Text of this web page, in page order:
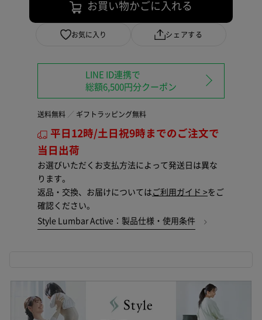
お買い物かごに入れる
お気に入り シェアする
LINE ID連携で
総額6,500円分クーポン
送料無料 ギフトラッピング無料
平日12時/土日祝9時までのご注文で
当日出荷
お選びいただくお支払方法によって発送日は異な
ります。
返品・交換、お届けについては ご利用ガイド >をご
確認ください。
Style Lumbar Active：製品仕様・使用条件